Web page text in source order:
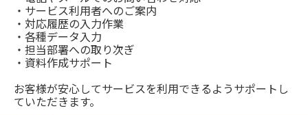
・サービス利用者へのご案内
・対応履歴の入力作業
・各種データ入力
・担当部署への取り次ぎ
・資料作成サポート
お客様が安心してサービスを利用できるようサポートし
ていただきます。